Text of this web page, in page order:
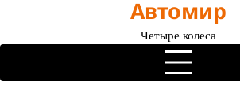
содержимому
Автомир
Четыре колеса